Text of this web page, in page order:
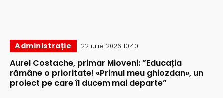
Administrație 22 iulie 2026 10:40
Aurel Costache, primar Mioveni: ”Educația
rămâne o prioritate! «Primul meu ghiozdan», un
proiect pe care îl ducem mai departe”